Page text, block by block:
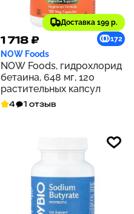
Доставка 199 р.
1 718 ₽ 172
NOW Foods
NOW Foods, гидрохлорид
бетаина, 648 мг, 120
растительных капсул
4 1 отзыв